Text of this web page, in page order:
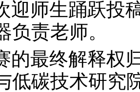
迎师生踊跃投
负责老师。
的最终解释权
低碳技术研究